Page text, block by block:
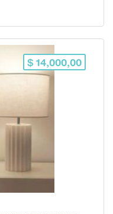
$ 14,000,00